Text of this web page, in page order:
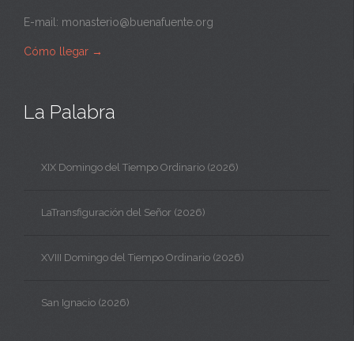
E-mail: monasterio@buenafuente.org
Cómo llegar →
La Palabra
XIX Domingo del Tiempo Ordinario (2026)
LaTransfiguración del Señor (2026)
XVIII Domingo del Tiempo Ordinario (2026)
San Ignacio (2026)